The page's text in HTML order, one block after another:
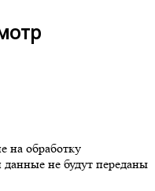
на обработку
не будут переданы